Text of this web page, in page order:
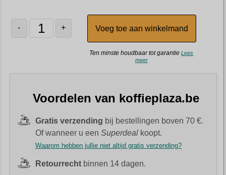
- +
Ten minste houdbaar tot garantieLees
meer
Voordelen van koffieplaza.be
Gratis verzending bij bestellingen boven 70 €.
Of wanneer u een Superdealkoopt.
Waarom hebben jullie niet altijd gratis verzending?
Retourrechtbinnen 14 dagen.